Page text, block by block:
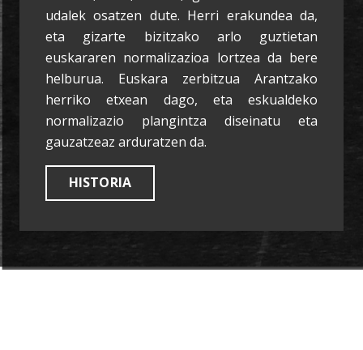
udalek osatzen dute. Herri erakundea da,
eta gizarte bizitzako arlo guztietan
euskararen normalizazioa lortzea da bere
helburua. Euskara zerbitzua Arantzako
herriko etxean dago, eta eskualdeko
normalizazio plangintza diseinatu eta
gauzatzeaz arduratzen da.
HISTORIA